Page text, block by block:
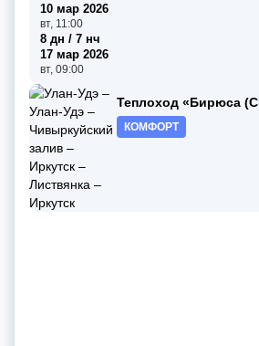
10 мар 2026
вт, 11:00
8 дн / 7 нч
17 мар 2026
вт, 09:00
Теплоход «Бирюса
КОМФОРТ